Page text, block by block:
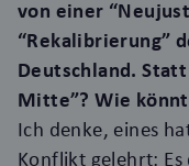
von einer
“Rekalibrierung”
Deutschland.
Mitte”? Wie
Ich denke, eines
Konflikt gelehrt: Es